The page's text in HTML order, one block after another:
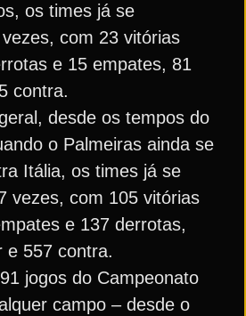
os times já se
com 23 vitórias
e 15 empates, 81
contra.
desde os tempos do
o Palmeiras ainda se
Itália, os times já se
vezes, com 105 vitórias
e 137 derrotas,
e 557 contra.
jogos do Campeonato
campo – desde o